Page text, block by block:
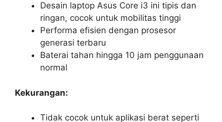
Desain laptop Asus Core i3 ini tipis dan
ringan, cocok untuk mobilitas tinggi
Performa efisien dengan prosesor
generasi terbaru
Baterai tahan hingga 10 jam penggunaan
normal
Kekurangan:
Tidak cocok untuk aplikasi berat seperti